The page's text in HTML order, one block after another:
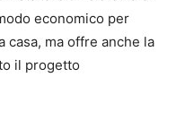
economico per
casa, ma offre anche la
il progetto